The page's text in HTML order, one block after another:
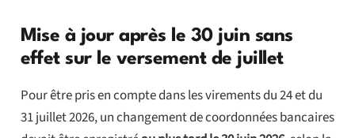
Mise à jour après le 30 juin sans
effet sur le versement de juillet
Pour être pris en compte dans les virements du 24 et du
31 juillet 2026, un changement de coordonnées bancaires